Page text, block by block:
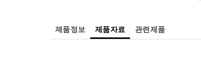
제품정보 제품자료 관련제품